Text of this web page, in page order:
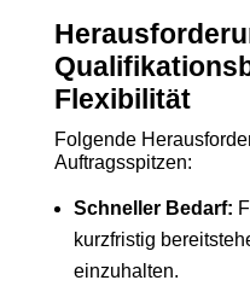
Flexibilität
Folgende
Auftragsspitzen:
Schneller Bedarf:
kurzfristig
einzuhalten.